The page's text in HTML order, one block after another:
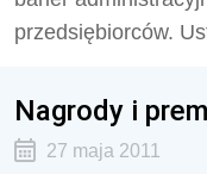
przedsiębiorców.
Nagrody i
27 maja 2011